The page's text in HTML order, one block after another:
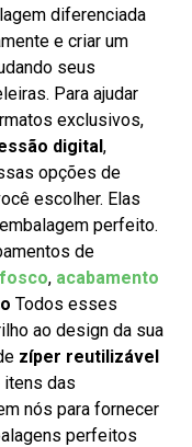
diferenciada
e criar um
seus
Para ajudar
exclusivos,
digital,
opções de
escolher. Elas
perfeito.
de
, acabamento
Todos esses
ao design da sua
zíper reutilizável
das
nós para fornecer
perfeitos